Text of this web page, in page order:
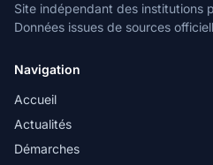
Site indépendant des institutions
Données issues de sources
Navigation
Accueil
Actualités
Démarches